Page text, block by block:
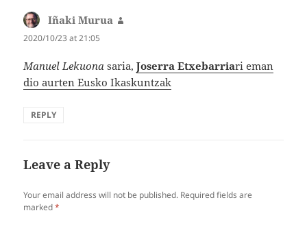
Iñaki Murua
2020/10/23 at 21:05
Manuel Lekuona saria,Joserra Etxebarriari eman
dio aurten Eusko Ikaskuntzak
REPLY
Leave a Reply
Your email address will not be published. Required fields are
marked*